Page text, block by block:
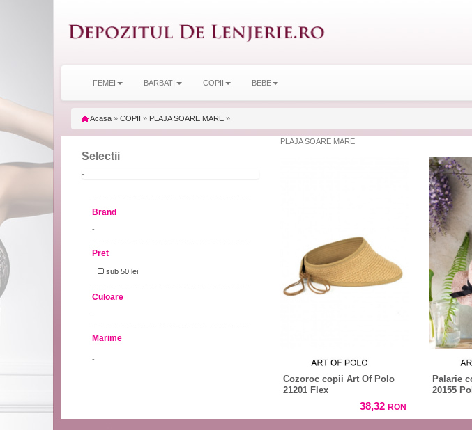
FEMEI BARBATI COPII BEBE
Acasa » COPII » PLAJA SOARE MARE »
Selectii
-
Brand
-
Pret
sub 50 lei
Culoare
-
Marime
-
PLAJA SOARE MARE
Cozoroc copii Art Of Polo
21201 Flex
38,32 RON
Palarie
20155